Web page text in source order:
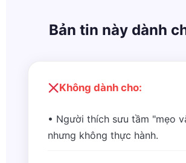
Bản tin này dành
Không dành cho:
• Người thích sưu tầm "mẹo
nhưng không thực hành.